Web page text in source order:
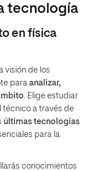
tecnología
en física
visión de los
para analizar,
. Elige estudiar
técnico a través de
últimas tecnologías
para la
conocimientos